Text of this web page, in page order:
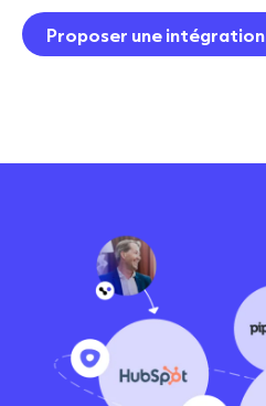
Proposer une intégration